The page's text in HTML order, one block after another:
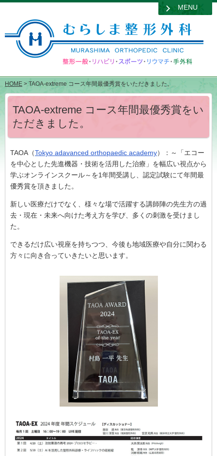
HOME > TAOA-extreme コース年間最優秀賞をいただきました。
TAOA-extreme コース年間最優秀賞をい
ただきました。
TAOA（Tokyo adavanced orthopaedic academy）：～「エコー
を中心とした先進機器・技術を活用した治療」を幅広い視点から
学ぶオンラインスクール～を1年間受講し、認定試験にて年間最
優秀賞を頂きました。
新しい医療だけでなく、様々な場で活躍する講師陣の先生方の過
去・現在・未来へ向けた考え方を学び、多くの刺激を受けまし
た。
できるだけ広い視座を持ちつつ、今後も地域医療や自分に関わる
方々に向き合っていきたいと思います。
MENU